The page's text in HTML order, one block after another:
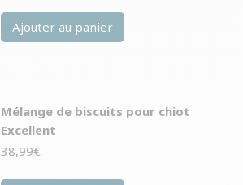
Ajouter au panier
Mélange de biscuits pour chiot
Excellent
38,99€